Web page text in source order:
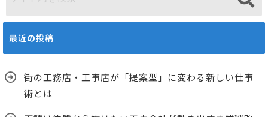
最近の投稿
街の工務店・工事店が「提案型」に変わる新しい仕事
術とは